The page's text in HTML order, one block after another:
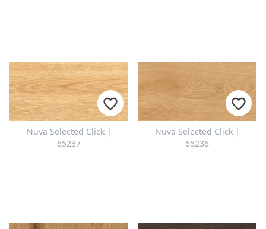
Nuva Selected Click |
65237
Nuva Selected Click |
65236